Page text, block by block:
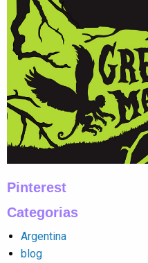
Pinterest
Categorias
Argentina
blog